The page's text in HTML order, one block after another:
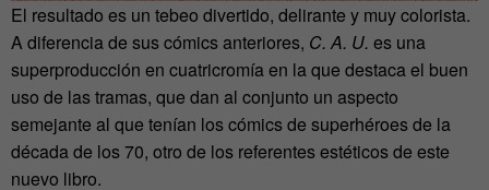
El resultado es un tebeo divertido, delirante y muy colorista.
A diferencia de sus cómics anteriores, C. A. U. es una
superproducción en cuatricromía en la que destaca el buen
uso de las tramas, que dan al conjunto un aspecto
semejante al que tenían los cómics de superhéroes de la
década de los 70, otro de los referentes estéticos de este
nuevo libro.